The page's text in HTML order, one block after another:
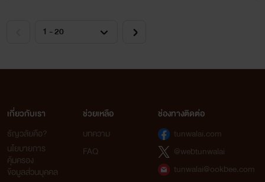
เกี่ยวกับเรา
ธัญวลัยคือ?
นโยบายการ
คุ้มครอง
ข้อมูลส่วนบุคคล
ช่วยเหลือ
บทความ
FAQ
ช่องทางติดต่อ
tunwalai.com
@webtunwalai
tunwalai@ookbee.com